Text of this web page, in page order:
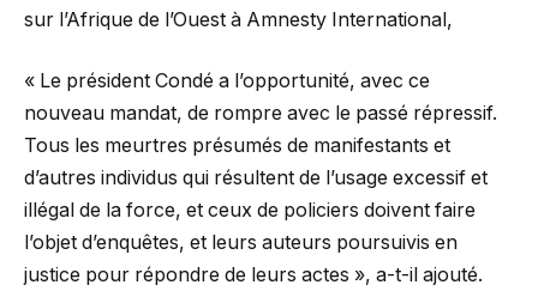
sur l’Afrique de l’Ouest à Amnesty International,
« Le président Condé a l’opportunité, avec ce
nouveau mandat, de rompre avec le passé répressif.
Tous les meurtres présumés de manifestants et
d’autres individus qui résultent de l’usage excessif et
illégal de la force, et ceux de policiers doivent faire
l’objet d’enquêtes, et leurs auteurs poursuivis en
justice pour répondre de leurs actes », a-t-il ajouté.